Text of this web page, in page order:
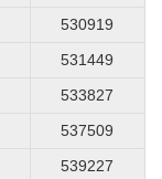
530919
531449
533827
537509
539227